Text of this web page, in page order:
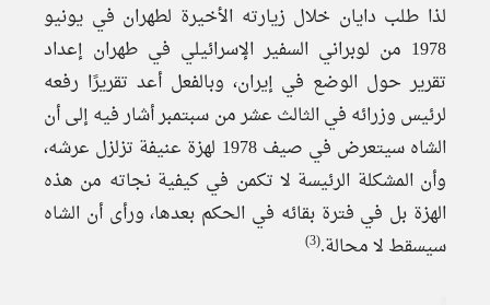
لذا طلب دايان خلال زيارته الأخيرة لطهران في يونيو
1978 من لوبراني السفير الإسرائيلي في طهران إعداد
تقرير حول الوضع في إيران، وبالفعل أعد تقريرًا رفعه
لرئيس وزرائه في الثالث عشر من سبتمبر أشار فيه إلى أن
الشاه سيتعرض في صيف 1978 لهزة عنيفة تزلزل عرشه،
وأن المشكلة الرئيسة لا تكمن في كيفية نجاته من هذه
الهزة بل في فترة بقائه في الحكم بعدها، ورأى أن الشاه
سيسقط لا محالة.(3)